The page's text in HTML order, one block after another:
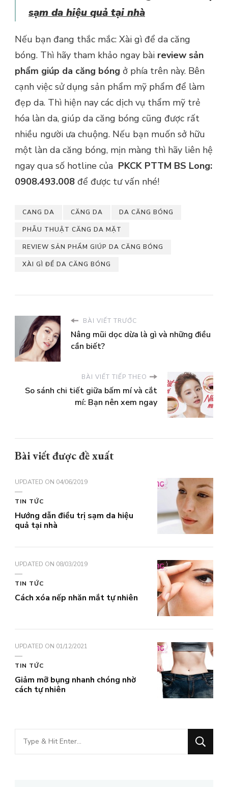
sạm da hiệu quả tại nhà
Nếu bạn đang thắc mắc: Xài gì để da căng
bóng. Thì hãy tham khảo ngay bài review sản
phẩm giúp da căng bóng ở phía trên này. Bên
cạnh việc sử dụng sản phẩm mỹ phẩm để làm
đẹp da. Thì hiện nay các dịch vụ thẩm mỹ trẻ
hóa làn da, giúp da căng bóng cũng được rất
nhiều người ưa chuộng. Nếu bạn muốn sở hữu
một làn da căng bóng, mịn màng thì hãy liên hệ
ngay qua số hotline của PKCK PTTM BS Long:
0908.493.008 để được tư vấn nhé!
CANG DA CĂNG DA DA CĂNG BÓNG
PHẪU THUẬT CĂNG DA MẶT
REVIEW SẢN PHẨM GIÚP DA CĂNG BÓNG
XÀI GÌ ĐỂ DA CĂNG BÓNG
BÀI VIẾT TRƯỚC
Nâng mũi dọc dừa là gì và những điều
cần biết?
BÀI VIẾT TIẾP THEO
So sánh chi tiết giữa bấm mí và cắt
mí: Bạn nên xem ngay
Bài viết được đề xuất
UPDATED ON 04/06/2019
TIN TỨC
Hướng dẫn điều trị sạm da hiệu
quả tại nhà
UPDATED ON 08/03/2019
TIN TỨC
Cách xóa nếp nhăn mắt tự nhiên
UPDATED ON 01/12/2021
TIN TỨC
Giảm mỡ bụng nhanh chóng nhờ
cách tự nhiên
Bạn
muốn